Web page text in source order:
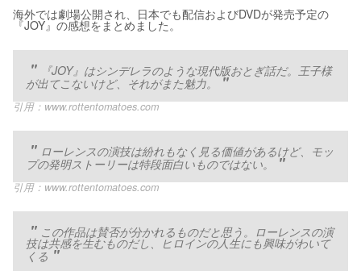
海外では劇場公開され、日本でも配信およびDVDが発売予定の
『JOY』の感想をまとめました。
『JOY』はシンデレラのような現代版おとぎ話だ。王子様
が出てこないけど、それがまた魅力。
引用：www.rottentomatoes.com
ローレンスの演技は紛れもなく見る価値があるけど、モッ
プの発明ストーリーは特段面白いものではない。
引用：www.rottentomatoes.com
この作品は賛否が分かれるものだと思う。ローレンスの演
技は共感を生むものだし、ヒロインの人生にも興味がわいて
くる